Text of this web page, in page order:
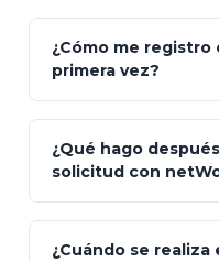
Fiscalidad
Client"
App Store (iOS)
¿Cómo me
primera vez?
Bienvenida
Regístrate"
¿Qué hago
solicitud con
¿Cuándo se realiza